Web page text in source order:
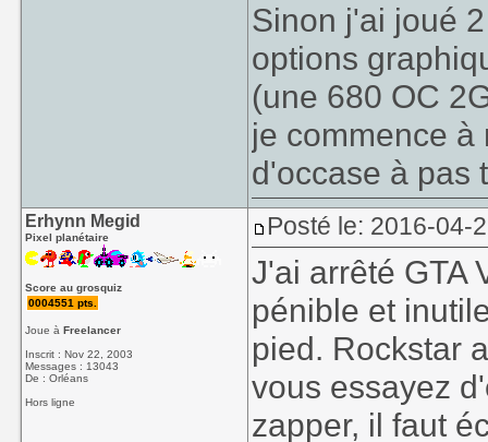
Sinon j'ai joué
options
(une 680 OC
je commence
d'occase à pas
Erhynn Megid
Pixel planétaire
Score au grosquiz
0004551 pts.
Joue àFreelancer
Inscrit : Nov 22, 2003
Messages : 13043
De : Orléans
Hors ligne
Posté le: 2016-04-
J'ai arrêté GTA
pénible et
pied. Rockstar
vous essayez
zapper, il faut